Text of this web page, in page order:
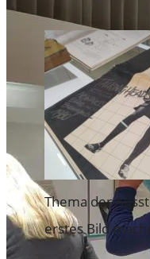
SPENDEN
UNSERE
SEARCH
Search for:
Thema der
erstes Bild